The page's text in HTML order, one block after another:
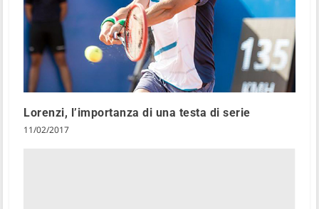
Lorenzi, l’importanza di una testa di serie
11/02/2017